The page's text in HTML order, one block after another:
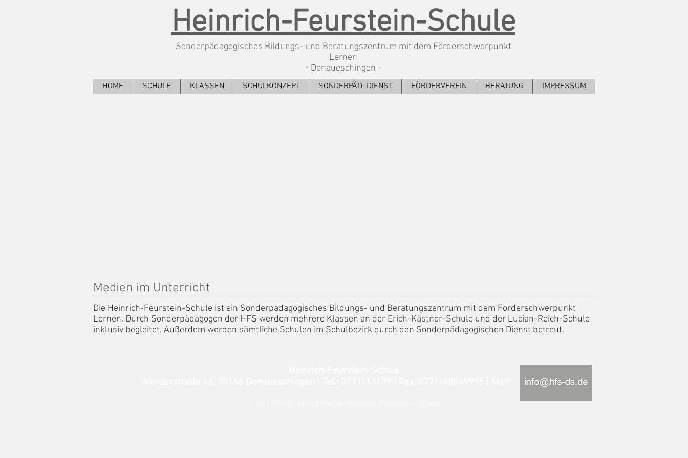
Heinrich-Feurstein-Schule
Sonderpädagogisches Bildungs- und Beratungszentrum mit dem Förderschwerpunkt
Lernen
- Donaueschingen -
HOME SCHULE KLASSEN SCHULKONZEPT SONDERPÄD. DIENST FÖRDERVEREIN BERATUNG IMPRESSUM
Medien im Unterricht
Die Heinrich-Feurstein-Schule ist ein Sonderpädagogisches Bildungs- und Beratungszentrum mit dem Förderschwerpunkt
Lernen. Durch Sonderpädagogen der HFS werden mehrere Klassen an der Erich-Kästner-Schule und der Lucian-Reich-Schule
inklusiv begleitet. Außerdem werden sämtliche Schulen im Schulbezirk durch den Sonderpädagogischen Dienst betreut.
Werderstraße 16, 78166 Donaueschingen | Tel.: 0771/13139 | Fax: 0771/80049995 | Mail: